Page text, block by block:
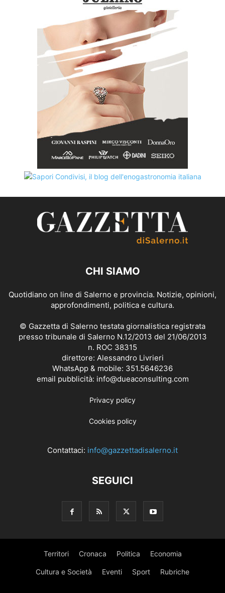
CHI SIAMO
Quotidiano on line di Salerno e provincia. Notizie, opinioni,
approfondimenti, politica e cultura.
© Gazzetta di Salerno testata giornalistica registrata
presso tribunale di Salerno N.12/2013 del 21/06/2013
n. ROC 38315
direttore: Alessandro Livrieri
WhatsApp & mobile: 351.5646236
email pubblicità: info@dueaconsulting.com
Privacy policy
Cookies policy
Contattaci: info@gazzettadisalerno.it
SEGUICI
Territori Cronaca Politica Economia
Cultura e Società Eventi Sport Rubriche